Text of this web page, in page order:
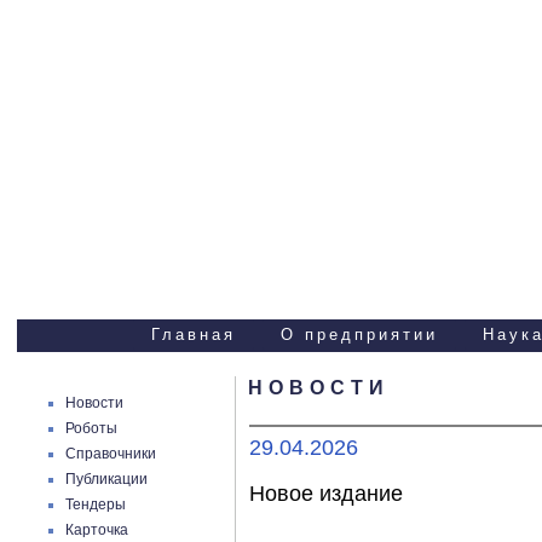
Главная О предприятии
Новости
Роботы
Справочники
Публикации
Тендеры
Карточка
НОВОСТИ
29.04.2026
Новое издание